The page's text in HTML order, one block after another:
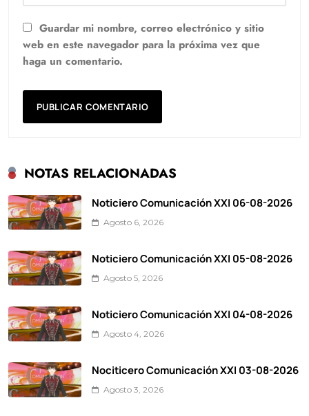
Guardar mi nombre, correo electrónico y sitio
web en este navegador para la próxima vez que
haga un comentario.
NOTAS RELACIONADAS
Noticiero Comunicación XXI 06-08-2026
Agosto 6, 2026
Noticiero Comunicación XXI 05-08-2026
Agosto 5, 2026
Noticiero Comunicación XXI 04-08-2026
Agosto 4, 2026
Nociticero Comunicación XXI 03-08-2026
Agosto 3, 2026